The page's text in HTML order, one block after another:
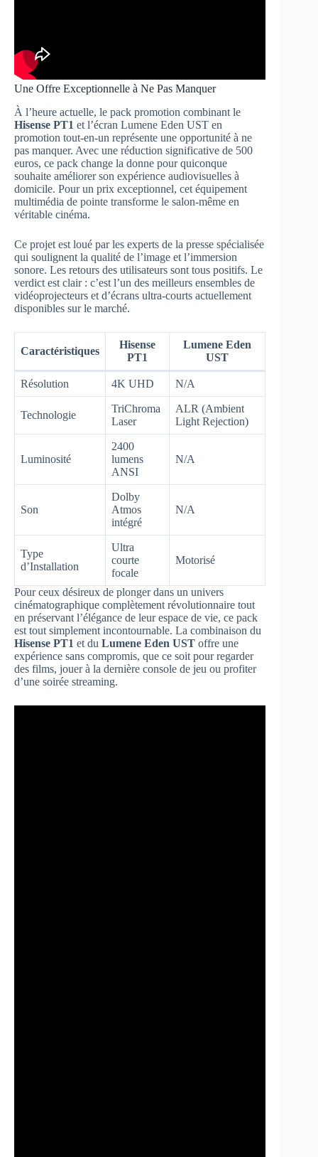
Une Offre Exceptionnelle à Ne Pas Manquer
À l’heure actuelle, le pack promotion combinant le
Hisense PT1 et l’écran Lumene Eden UST en
promotion tout-en-un représente une opportunité à ne
pas manquer. Avec une réduction significative de 500
euros, ce pack change la donne pour quiconque
souhaite améliorer son expérience audiovisuelles à
domicile. Pour un prix exceptionnel, cet équipement
multimédia de pointe transforme le salon-même en
véritable cinéma.
Ce projet est loué par les experts de la presse spécialisée
qui soulignent la qualité de l’image et l’immersion
sonore. Les retours des utilisateurs sont tous positifs. Le
verdict est clair : c’est l’un des meilleurs ensembles de
vidéoprojecteurs et d’écrans ultra-courts actuellement
disponibles sur le marché.
Caractéristiques
Hisense
PT1
Lumene Eden
UST
Résolution 4K UHD N/A
Technologie
TriChroma
Laser
ALR (Ambient
Light Rejection)
Luminosité
2400
lumens
ANSI
N/A
Son
Dolby
Atmos
intégré
N/A
Type
d’Installation
Ultra
courte
focale
Motorisé
Pour ceux désireux de plonger dans un univers
cinématographique complètement révolutionnaire tout
en préservant l’élégance de leur espace de vie, ce pack
est tout simplement incontournable. La combinaison du
Hisense PT1 et du Lumene Eden UST offre une
expérience sans compromis, que ce soit pour regarder
des films, jouer à la dernière console de jeu ou profiter
d’une soirée streaming.